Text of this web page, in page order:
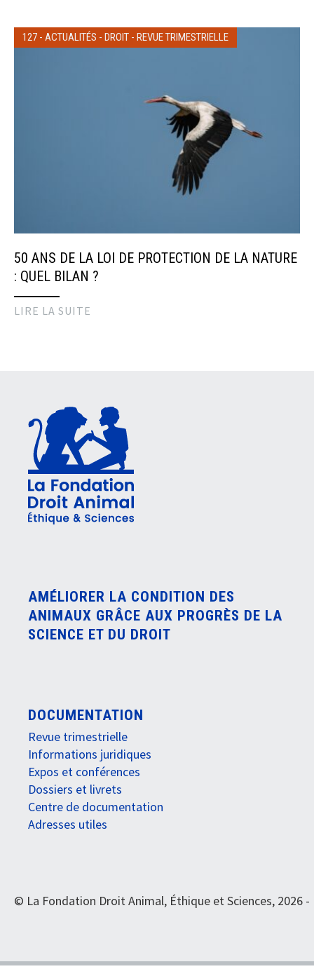
127 - ACTUALITÉS - DROIT - REVUE TRIMESTRIELLE
50 ANS DE LA LOI DE PROTECTION DE LA NATURE
: QUEL BILAN ?
LIRE LA SUITE
AMÉLIORER LA CONDITION DES
ANIMAUX GRÂCE AUX PROGRÈS DE LA
SCIENCE ET DU DROIT
DOCUMENTATION
Revue trimestrielle
Informations juridiques
Expos et conférences
Dossiers et livrets
Centre de documentation
Adresses utiles
© La Fondation Droit Animal, Éthique et Sciences, 2026 -